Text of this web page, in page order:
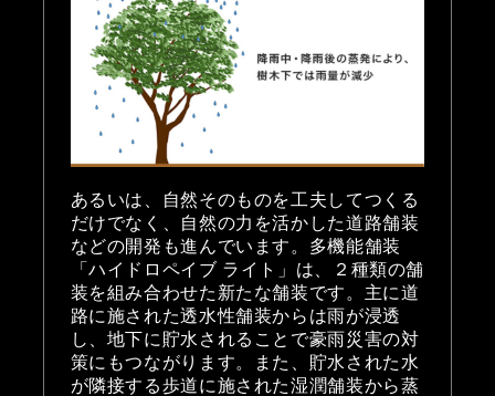
あるいは、自然そのものを工夫してつくる
だけでなく、自然の力を活かした道路舗装
などの開発も進んでいます。多機能舗装
「ハイドロペイブ ライト」は、２種類の舗
装を組み合わせた新たな舗装です。主に道
路に施された透水性舗装からは雨が浸透
し、地下に貯水されることで豪雨災害の対
策にもつながります。また、貯水された水
が隣接する歩道に施された湿潤舗装から蒸